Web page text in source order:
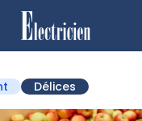
Délices